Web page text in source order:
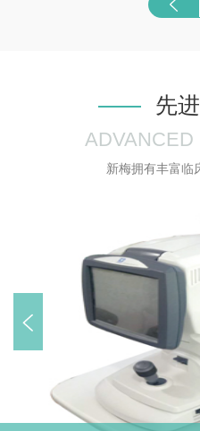
先
ADVANCED
新梅拥有丰富临